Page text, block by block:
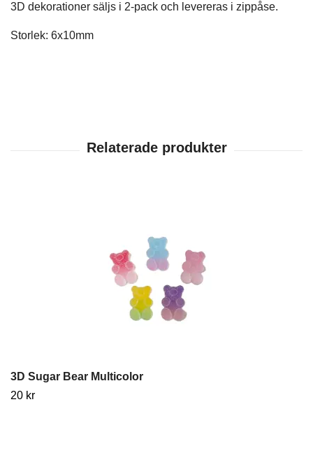
3D dekorationer säljs i 2-pack och levereras i zippåse.
Storlek: 6x10mm
3D Sugar Bear Multicolor
20 kr